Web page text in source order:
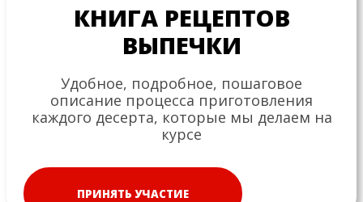
КНИГА РЕЦЕПТОВ
ВЫПЕЧКИ
Удобное, подробное, пошаговое
описание процесса приготовления
каждого десерта, которые мы делаем на
курсе
ПРИНЯТЬ УЧАСТИЕ